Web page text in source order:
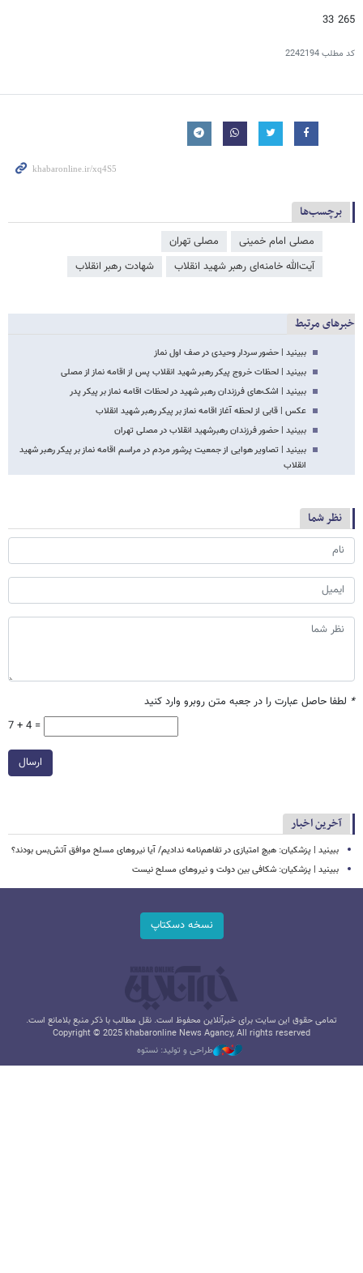
265 33
کد مطلب2242194
برچسب‌ها
مصلی امام خمینی
مصلی تهران
آیت‌الله خامنه‌ای رهبر شهید انقلاب
شهادت رهبر انقلاب
خبرهای مرتبط
ببینید | حضور سردار وحیدی در صف اول نماز
ببینید | لحظات خروج پیکر رهبر شهید انقلاب پس از اقامه نماز از مصلی
ببینید | اشک‌های فرزندان رهبر شهید در لحظات اقامه نماز بر پیکر پدر
عکس | قابی از لحظه آغاز اقامه نماز بر پیکر رهبر شهید انقلاب
ببینید | حضور فرزندان رهبرشهید انقلاب در مصلی تهران
ببینید | تصاویر هوایی از جمعیت پرشور مردم در مراسم اقامه نماز بر پیکر رهبر شهید
انقلاب
نظر شما
* لطفا حاصل عبارت را در جعبه متن روبرو وارد کنید
7 + 4 =
ارسال
آخرین اخبار
ببینید | پزشکیان: هیچ امتیازی در تفاهم‌نامه ندادیم/ آیا نیروهای مسلح موافق آتش‌بس بودند؟
ببینید | پزشکیان: شکافی بین دولت و نیروهای مسلح نیست
نسخه دسکتاپ
تمامی حقوق این سایت برای خبرآنلاین محفوظ است. نقل مطالب با ذکر منبع بلامانع است.
Copyright © 2025 khabaronline News Agancy, All rights reserved
طراحی و تولید: نستوه